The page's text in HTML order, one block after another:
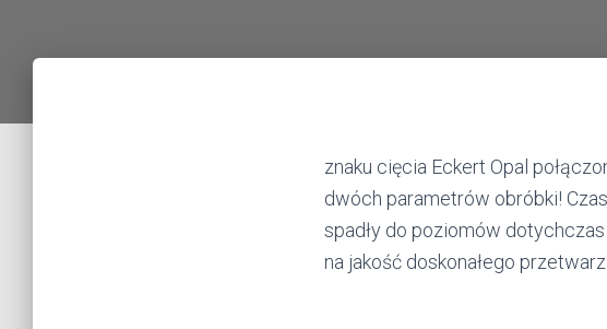
znaku cięcia Eckert Opal
dwóch parametrów obróbki!
spadły do ​​poziomów
na jakość doskonałego